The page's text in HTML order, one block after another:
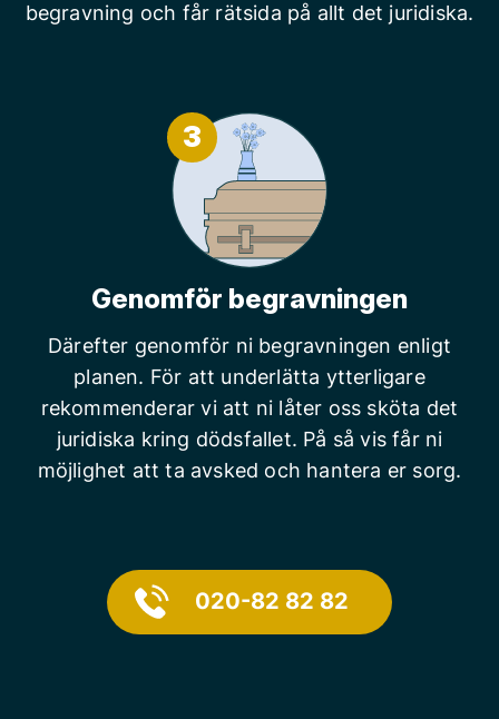
begravning och får rätsida på allt det juridiska.
3
Genomför begravningen
Därefter genomför ni begravningen enligt
planen. För att underlätta ytterligare
rekommenderar vi att ni låter oss sköta det
juridiska kring dödsfallet. På så vis får ni
möjlighet att ta avsked och hantera er sorg.
020-82 82 82